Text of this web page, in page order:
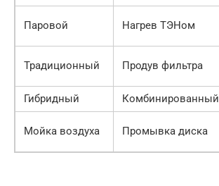
Паровой Нагрев ТЭНом
Традиционный Продув фильтра
Гибридный
Комбинированный
Мойка воздуха Промывка диска